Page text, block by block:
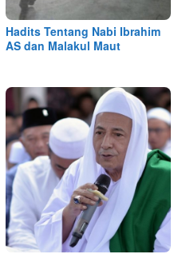
Hadits Tentang Nabi Ibrahim
AS dan Malakul Maut